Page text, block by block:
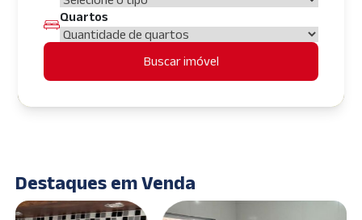
Quartos
Buscar imóvel
Destaques em Venda